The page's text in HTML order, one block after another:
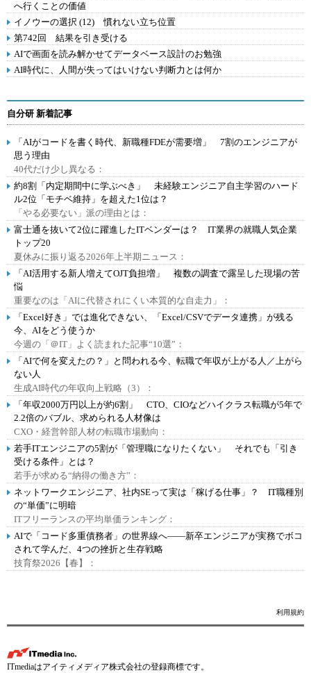
へ行くことの価値
イノウーの選択 (12) 慣れない立ち位置
第742回 結果を引き受ける
AIで画面を読み解かせてデータベース設計のお勉強
AI時代に、人間が失ってはいけない判断力とは何か
自分研 新着記事
「AIがコードを書く時代、新職種FDEが需要増」 7割のエンジニアが
思う理由
40代だけ少し異なる：
約8割「内定期間中に学ぶべき」 未経験エンジニア自主学習のハード
ル2位「モチベ維持」を超えた1位は？
「やる必要ない」派の理由とは：
富士通を抜いて2位に躍進したITベンダーは？ IT業界の就職人気企業
トップ20
夏休みに振り返る2026年上半期ニュース：
「AI活用する新人増えてOJT負担増」 複数の調査で露呈した現場の苦
悩
重要なのは「AIに代替されにくい本質的な自走力」：
「Excel好き」では進化できない、「Excel/CSVでデータ連携」が残る
今、AIをどう使うか
今週の「＠IT」よく読まれた記事“10選”：
「AIで何を変えたの？」と問われる今、転職で年収が上がる人／上がら
ない人
生成AI時代の年収向上戦略（3）：
「年収2000万円以上が約6割」 CTO、CIOなどハイクラス転職が5年で
2.2倍のバブル、求められる人材像は
CXO・経営幹部人材の転職市場動向：
若手ITエンジニアの5割が「管理職になりたくない」 それでも「引き
受ける条件」とは？
若手が求める“納得の働き方”：
ネットワークエンジニア、社内SEって実は「稼げる仕事」？ IT職種別
の“単価”に明暗
ITフリーランスの平均単価ランキング：
AIで「コード多重債務者」の世界線へ――新卒エンジニアが実務でボコ
されて学んだ、4つの挫折と生存戦略
技育祭2026【春】：
利用規約
ITmediaはアイティメディア株式会社の登録商標です。